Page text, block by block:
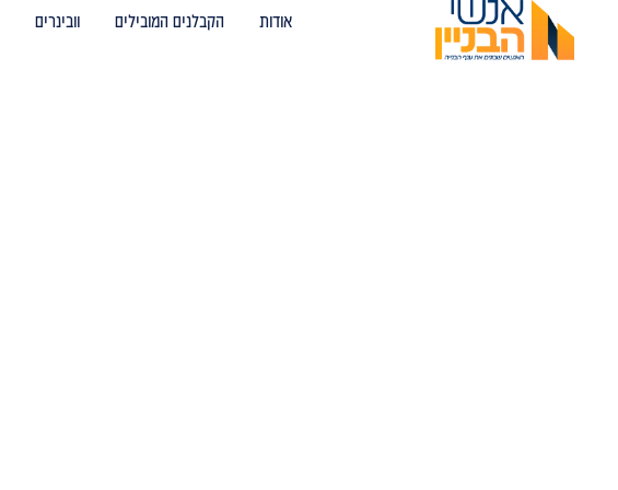
אודות הקבלנים המובילים וובינרים